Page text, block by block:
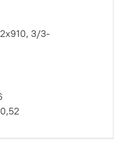
3/3-
0,52